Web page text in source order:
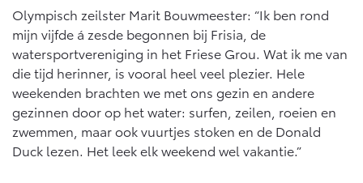
Olympisch zeilster Marit Bouwmeester: “Ik ben rond
mijn vijfde á zesde begonnen bij Frisia, de
watersportvereniging in het Friese Grou. Wat ik me van
die tijd herinner, is vooral heel veel plezier. Hele
weekenden brachten we met ons gezin en andere
gezinnen door op het water: surfen, zeilen, roeien en
zwemmen, maar ook vuurtjes stoken en de Donald
Duck lezen. Het leek elk weekend wel vakantie.”